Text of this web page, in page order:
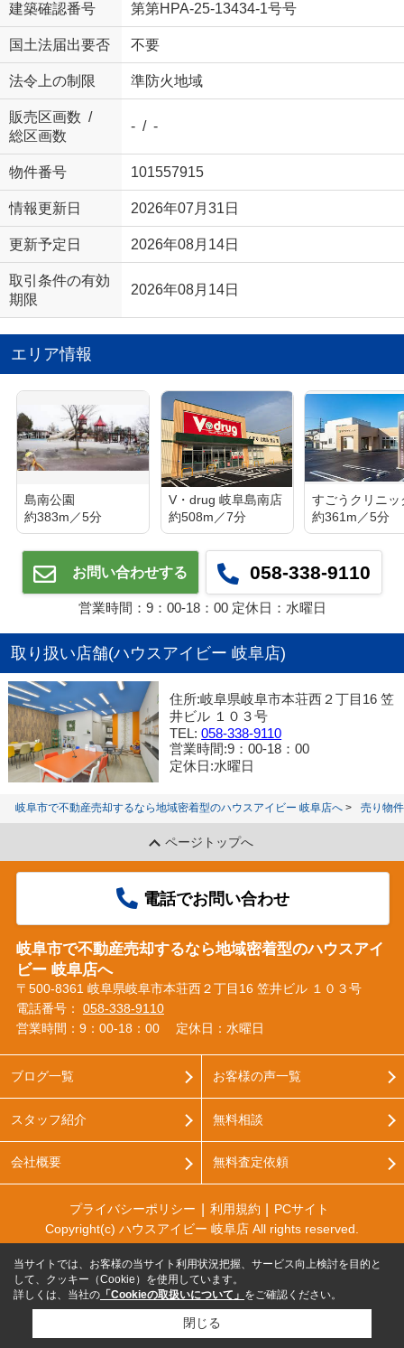
建築確認番号 第第HPA-25-13434-1号号
国土法届出要否 不要
法令上の制限 準防火地域
販売区画数 /
総区画数
- / -
物件番号 101557915
情報更新日 2026年07月31日
更新予定日 2026年08月14日
取引条件の有効
期限
2026年08月14日
エリア情報
島南公園
約383m／5分
V・drug 岐阜島南店
約508m／7分
すごうクリニッ
約361m／5分
お問い合わせする 058-338-9110
営業時間：9：00‐18：00 定休日：水曜日
取り扱い店舗(ハウスアイビー 岐阜店)
住所:岐阜県岐阜市本荘西２丁目16 笠
井ビル １０３号
TEL:058-338-9110
営業時間:9：00‐18：00
定休日:水曜日
岐阜市で不動産売却するなら地域密着型のハウスアイビー 岐阜店へ 売り物
ページトップへ
電話でお問い合わせ
岐阜市で不動産売却するなら地域密着型のハウスアイ
ビー 岐阜店へ
〒500-8361 岐阜県岐阜市本荘西２丁目16 笠井ビル １０３号
電話番号： 058-338-9110
営業時間：9：00‐18：00
定休日：水曜日
ブログ一覧
スタッフ紹介
会社概要
お客様の声一覧
無料相談
無料査定依頼
プライバシーポリシー 利用規約
PCサイト
Copyright(c) ハウスアイビー 岐阜店 All rights reserved.
当サイトでは、お客様の当サイト利用状況把握、サービス向上検討を目的と
して、クッキー（Cookie）を使用しています。
詳しくは、当社の 「Cookieの取扱いについて」 をご確認ください。
閉じる